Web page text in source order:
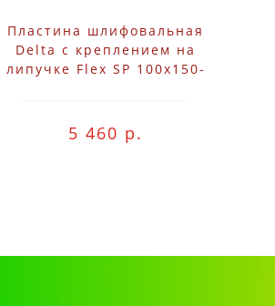
Пластина шлифовальная
Delta с креплением на
липучке Flex SP 100x150-
5 460 р.